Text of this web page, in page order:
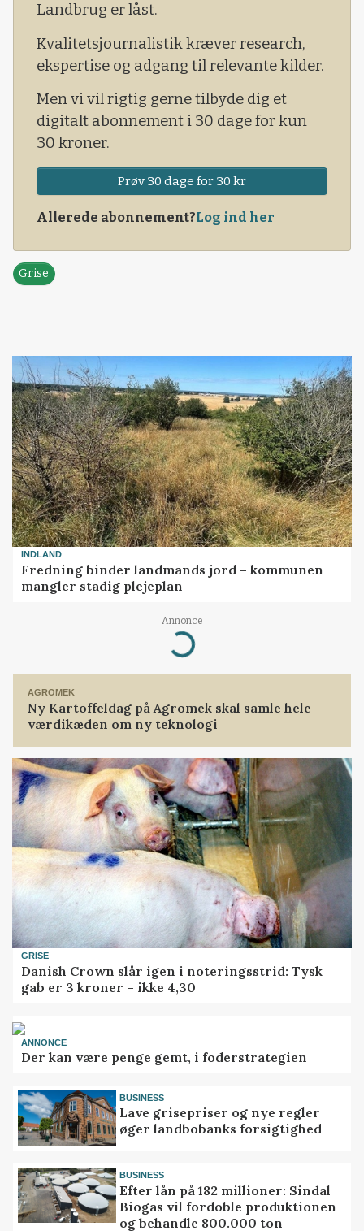
Landbrug er låst.
Kvalitetsjournalistik kræver research,
ekspertise og adgang til relevante kilder.
Men vi vil rigtig gerne tilbyde dig et
digitalt abonnement i 30 dage for kun
30 kroner.
Prøv 30 dage for 30 kr
Allerede abonnement?Log ind her
Grise
INDLAND
Fredning binder landmands jord – kommunen
mangler stadig plejeplan
Annonce
Loading...
AGROMEK
Ny Kartoffeldag på Agromek skal samle hele
værdikæden om ny teknologi
GRISE
Danish Crown slår igen i noteringsstrid: Tysk
gab er 3 kroner – ikke 4,30
ANNONCE
Der kan være penge gemt, i foderstrategien
BUSINESS
Lave grisepriser og nye regler
øger landbobanks forsigtighed
BUSINESS
Efter lån på 182 millioner: Sindal
Biogas vil fordoble produktionen
og behandle 800.000 ton